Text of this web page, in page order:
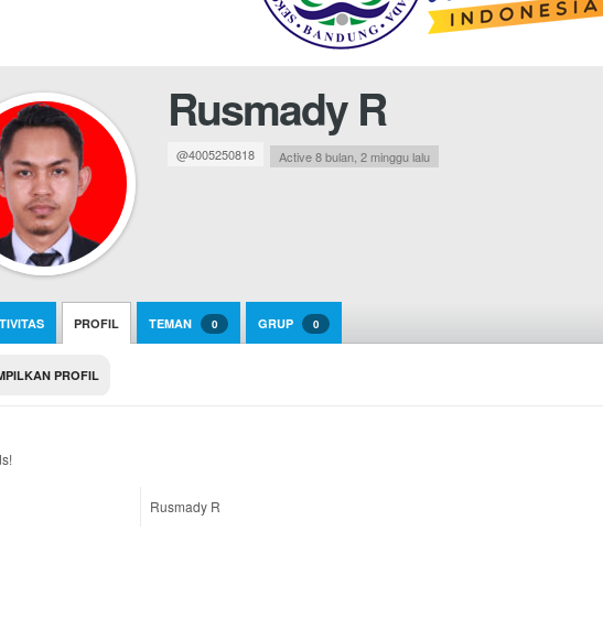
Rusmady R
@4005250818 Active 8 bulan, 2 minggu lalu
PROFIL TEMAN 0 GRUP 0
PROFIL
Rusmady R